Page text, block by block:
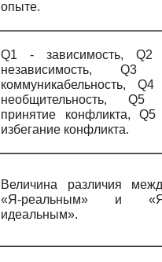
опыте.
Q1 - зависимость, Q2
независимость, Q3
коммуникабельность, Q4
необщительность, Q5
принятие конфликта,Q5
избегание конфликта.
Величина различия
«Я-реальным» и
идеальным».